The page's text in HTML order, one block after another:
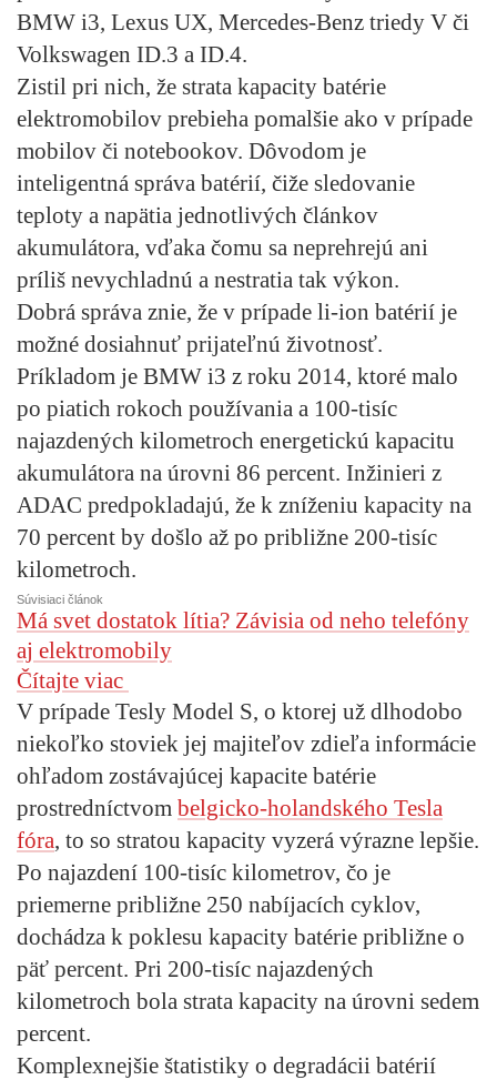
BMW i3, Lexus UX, Mercedes-Benz triedy V či
Volkswagen ID.3 a ID.4.
Zistil pri nich, že strata kapacity batérie
elektromobilov prebieha pomalšie ako v prípade
mobilov či notebookov. Dôvodom je
inteligentná správa batérií, čiže sledovanie
teploty a napätia jednotlivých článkov
akumulátora, vďaka čomu sa neprehrejú ani
príliš nevychladnú a nestratia tak výkon.
Dobrá správa znie, že v prípade li-ion batérií je
možné dosiahnuť prijateľnú životnosť.
Príkladom je BMW i3 z roku 2014, ktoré malo
po piatich rokoch používania a 100-tisíc
najazdených kilometroch energetickú kapacitu
akumulátora na úrovni 86 percent. Inžinieri z
ADAC predpokladajú, že k zníženiu kapacity na
70 percent by došlo až po približne 200-tisíc
kilometroch.
Súvisiaci článok
Má svet dostatok lítia? Závisia od neho telefóny
aj elektromobily
Čítajte viac
V prípade Tesly Model S, o ktorej už dlhodobo
niekoľko stoviek jej majiteľov zdieľa informácie
ohľadom zostávajúcej kapacite batérie
prostredníctvom belgicko-holandského Tesla
fóra, to so stratou kapacity vyzerá výrazne lepšie.
Po najazdení 100-tisíc kilometrov, čo je
priemerne približne 250 nabíjacích cyklov,
dochádza k poklesu kapacity batérie približne o
päť percent. Pri 200-tisíc najazdených
kilometroch bola strata kapacity na úrovni sedem
percent.
Komplexnejšie štatistiky o degradácii batérií